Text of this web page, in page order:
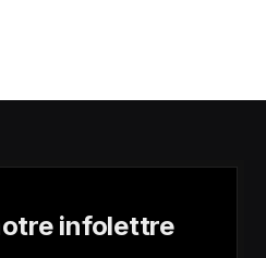
infolettre